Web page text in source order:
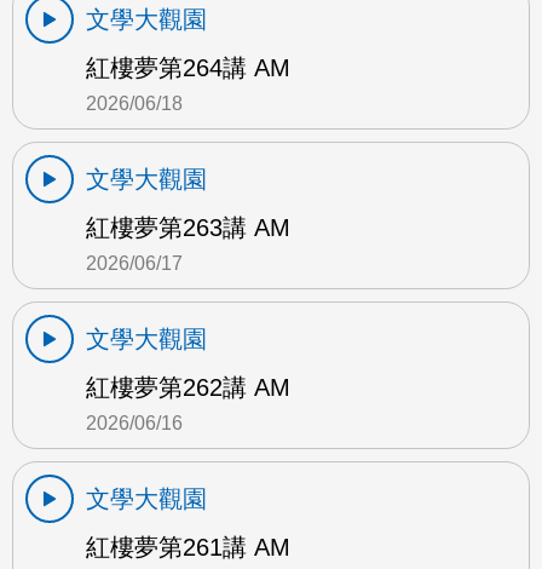
文學大觀園
紅樓夢第264講 AM
2026/06/18
文學大觀園
紅樓夢第263講 AM
2026/06/17
文學大觀園
紅樓夢第262講 AM
2026/06/16
文學大觀園
紅樓夢第261講 AM